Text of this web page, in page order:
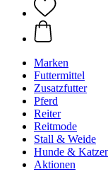
Marken
Futtermittel
Zusatzfutter
Pferd
Reiter
Reitmode
Stall & Weide
Hunde &
Aktionen